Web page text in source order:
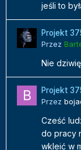
jeśli to
Projekt
Przez
Nie
Projekt
Przez
Cześć
do pracy
wkleić w